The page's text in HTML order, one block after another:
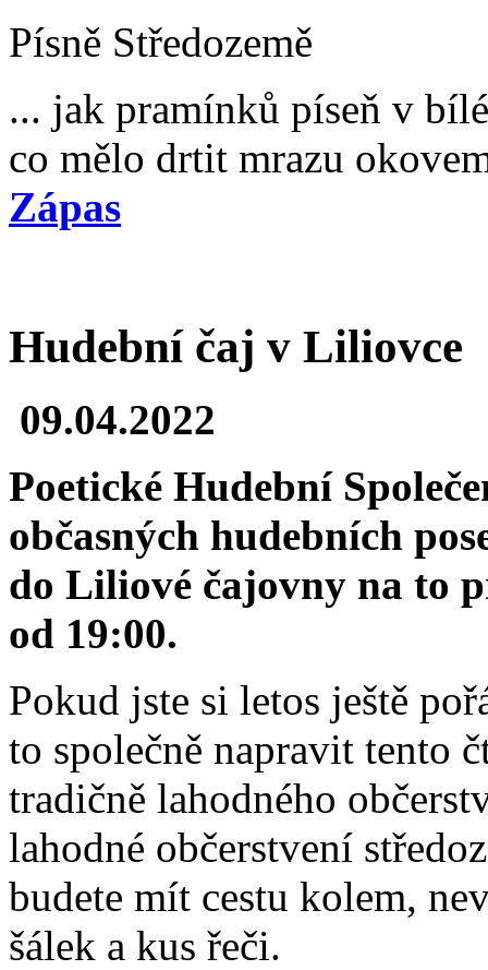
Písně Středozemě
... jak pramínků píseň v
co mělo drtit mrazu
Zápas
Hudební čaj v Liliovce
09.04.2022
Poetické Hudební
občasných hudebních
do Liliové čajovny na to
od 19:00.
Pokud jste si letos ještě
to společně napravit tento
tradičně lahodného
lahodné občerstvení
budete mít cestu kolem,
šálek a kus řeči.